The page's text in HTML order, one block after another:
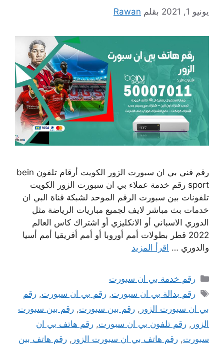
يونيو 1, 2021 بقلم Rawan
رقم فني بي ان سبورت الزور الكويت أرقام تلفون bein
sport رقم خدمة عملاء بي ان سبورت الزور الكويت
تلفونات بين سبورت الرقم الموحد لشبكة قناة البي ان
خدمات بث مباشر لايف لجميع مباريات الرياضة مثل
الدوري الاسباني أو الانكليزي أو اشتراك كاس العالم
2022 قطر بطولات أمم أوروبا أو أمم أفريقيا أمم أسيا
والدوري … اقرأ المزيد
التصنيفات
رقم خدمة بي ان سبورت
الوسوم
رقم بدالة بي ان سبورت,رقم بي ان سبورت,رقم
بي ان سبورت الزور , رقم بين سبورت, رقم بين سبورت
الزور , رقم تلفون بي ان سبورت, رقم هاتف بي ان
سبورت, رقم هاتف بي ان سبورت الزور , رقم هاتف بين